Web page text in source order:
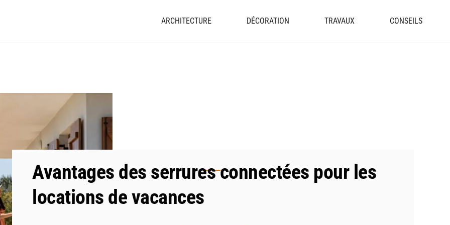
ARCHITECTURE DÉCORATION TRAVAUX CONSEILS
Avantages des serrures connectées pour les
locations de vacances